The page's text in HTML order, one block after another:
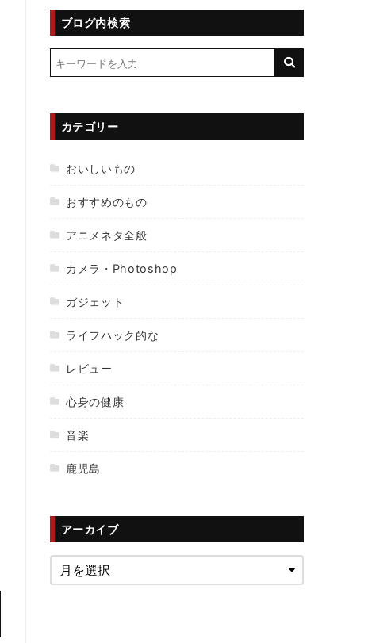
ブログ内検索
カテゴリー
おいしいもの
おすすめのもの
アニメネタ全般
カメラ・Photoshop
ガジェット
ライフハック的な
レビュー
心身の健康
音楽
鹿児島
アーカイブ